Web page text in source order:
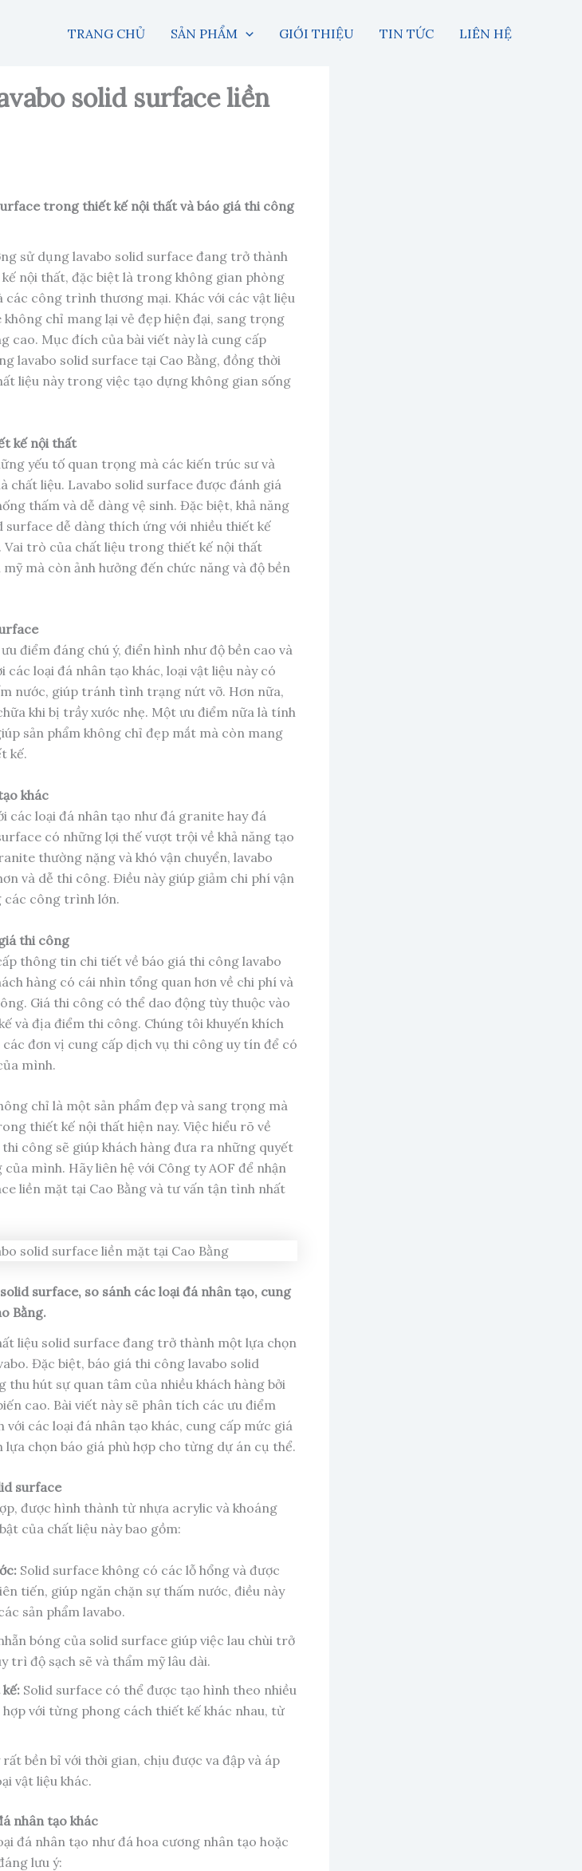
TRANG CHỦ SẢN PHẨM GIỚI THIỆU TIN TỨC LIÊN HỆ
solid surface liền
trong thiết kế nội thất và báo giá thi công
sử dụng lavabo solid surface đang trở thành
nội thất, đặc biệt là trong không gian phòng
các công trình thương mại. Khác với các vật liệu
chỉ mang lại vẻ đẹp hiện đại, sang trọng
cao. Mục đích của bài viết này là cung cấp
lavabo solid surface tại Cao Bằng, đồng thời
liệu này trong việc tạo dựng không gian sống
kế nội thất
yếu tố quan trọng mà các kiến trúc sư và
chất liệu. Lavabo solid surface được đánh giá
thấm và dễ dàng vệ sinh. Đặc biệt, khả năng
surface dễ dàng thích ứng với nhiều thiết kế
Vai trò của chất liệu trong thiết kế nội thất
mà còn ảnh hưởng đến chức năng và độ bền
điểm đáng chú ý, điển hình như độ bền cao và
các loại đá nhân tạo khác, loại vật liệu này có
nước, giúp tránh tình trạng nứt vỡ. Hơn nữa,
khi bị trầy xước nhẹ. Một ưu điểm nữa là tính
sản phẩm không chỉ đẹp mắt mà còn mang
kế.
khác
các loại đá nhân tạo như đá granite hay đá
có những lợi thế vượt trội về khả năng tạo
thường nặng và khó vận chuyển, lavabo
và dễ thi công. Điều này giúp giảm chi phí vận
các công trình lớn.
thi công
thông tin chi tiết về báo giá thi công lavabo
hàng có cái nhìn tổng quan hơn về chi phí và
Giá thi công có thể dao động tùy thuộc vào
và địa điểm thi công. Chúng tôi khuyến khích
đơn vị cung cấp dịch vụ thi công uy tín để có
mình.
chỉ là một sản phẩm đẹp và sang trọng mà
thiết kế nội thất hiện nay. Việc hiểu rõ về
công sẽ giúp khách hàng đưa ra những quyết
mình. Hãy liên hệ với Công ty AOF để nhận
liền mặt tại Cao Bằng và tư vấn tận tình nhất
surface, so sánh các loại đá nhân tạo, cung
Bằng.
liệu solid surface đang trở thành một lựa chọn
Đặc biệt, báo giá thi công lavabo solid
thu hút sự quan tâm của nhiều khách hàng bởi
cao. Bài viết này sẽ phân tích các ưu điểm
các loại đá nhân tạo khác, cung cấp mức giá
chọn báo giá phù hợp cho từng dự án cụ thể.
surface
được hình thành từ nhựa acrylic và khoáng
của chất liệu này bao gồm:
Solid surface không có các lỗ hổng và được
tiến, giúp ngăn chặn sự thấm nước, điều này
sản phẩm lavabo.
bóng của solid surface giúp việc lau chùi trở
trì độ sạch sẽ và thẩm mỹ lâu dài.
Solid surface có thể được tạo hình theo nhiều
hợp với từng phong cách thiết kế khác nhau, từ
rất bền bỉ với thời gian, chịu được va đập và áp
vật liệu khác.
nhân tạo khác
đá nhân tạo như đá hoa cương nhân tạo hoặc
lưu ý: